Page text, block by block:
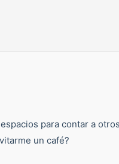
para contar a
un café?